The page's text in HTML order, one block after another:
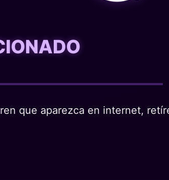
que aparezca en internet,